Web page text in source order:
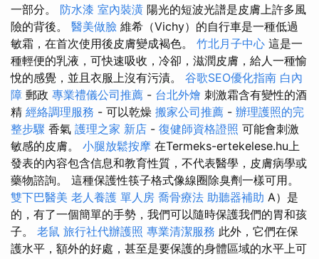
一部分。 防水漆 室內裝潢 陽光的短波光譜是皮膚上許多風
險的背後。 醫美做臉 維希（Vichy）的自行車是一種低過
敏霜，在首次使用後皮膚變成褐色。 竹北月子中心 這是一
種輕便的乳液，可快速吸收，冷卻，滋潤皮膚，給人一種愉
悅的感覺，並且衣服上沒有污漬。 谷歌SEO優化指南 白內
障 郵政 專業禮儀公司推薦 - 台北外燴 刺激霜含有變性的酒
精 經絡調理服務 - 可以乾燥 搬家公司推薦 - 辦理護照的完
整步驟 香氣 護理之家 新店 - 復健師資格證照 可能會刺激
敏感的皮膚。 小腿放鬆按摩 在Termeks-ertekelese.hu上
發表的內容包含信息和教育性質，不代表醫學，皮膚病學或
藥物諮詢。 這種保護性筷子格式像線圈除臭劑一樣可用。
雙下巴醫美 老人養護 單人房 喬骨療法 助聽器補助 A）是
的，有了一個簡單的手勢，我們可以隨時保護我們的胃和孩
子。 老鼠 旅行社代辦護照 專業清潔服務 此外，它們在保
護水平，額外的好處，甚至是要保護的身體區域的水平上可